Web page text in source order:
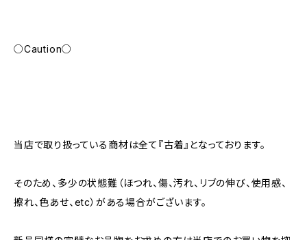
○Caution○
当店で取り扱っている商材は全て『古着』となっております。
そのため、多少の状態難（ほつれ、傷、汚れ、リブの伸び、使用感、
擦れ、色あせ、etc）がある場合がございます。